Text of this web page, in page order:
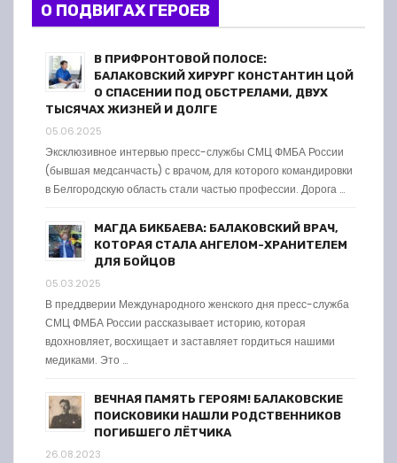
О ПОДВИГАХ ГЕРОЕВ
В ПРИФРОНТОВОЙ ПОЛОСЕ:
БАЛАКОВСКИЙ ХИРУРГ КОНСТАНТИН ЦОЙ
О СПАСЕНИИ ПОД ОБСТРЕЛАМИ, ДВУХ
ТЫСЯЧАХ ЖИЗНЕЙ И ДОЛГЕ
05.06.2025
Эксклюзивное интервью пресс-службы СМЦ ФМБА России
(бывшая медсанчасть) с врачом, для которого командировки
в Белгородскую область стали частью профессии. Дорога …
МАГДА БИКБАЕВА: БАЛАКОВСКИЙ ВРАЧ,
КОТОРАЯ СТАЛА АНГЕЛОМ-ХРАНИТЕЛЕМ
ДЛЯ БОЙЦОВ
05.03.2025
В преддверии Международного женского дня пресс-служба
СМЦ ФМБА России рассказывает историю, которая
вдохновляет, восхищает и заставляет гордиться нашими
медиками. Это …
ВЕЧНАЯ ПАМЯТЬ ГЕРОЯМ! БАЛАКОВСКИЕ
ПОИСКОВИКИ НАШЛИ РОДСТВЕННИКОВ
ПОГИБШЕГО ЛЁТЧИКА
26.08.2023